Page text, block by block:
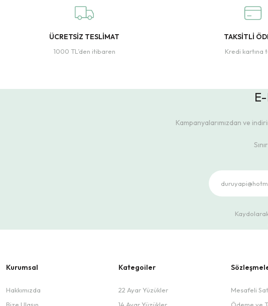
ÜCRETSİZ TESLİMAT
1000 TL’den itibaren
TAKSİTLİ
Kredi kartına
Kampanyalarımızdan ve
Kurumsal
Hakkımızda
Kategoiler
22 Ayar Yüzükler
Mesafeli